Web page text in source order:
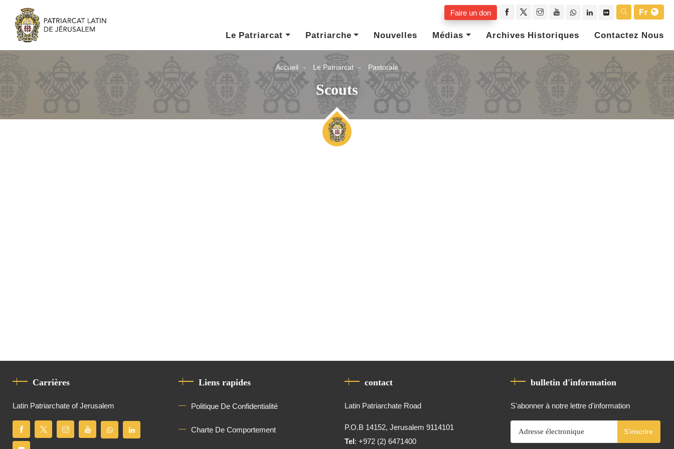
Faire un don
Fr
Le Patriarcat
Patriarche Nouvelles Médias Archives Historiques Contactez Nous
Accueil Le Patriarcat Pastorale
Scouts
Carrières
Latin Patriarchate of Jerusalem
Liens rapides
Politique De Confidentialité
Charte De Comportement
contact
Latin Patriarchate Road
P.O.B 14152, Jerusalem 9114101
Tel: +972 (2) 6471400
bulletin d'information
S'abonner à notre lettre d'information
S'inscrire